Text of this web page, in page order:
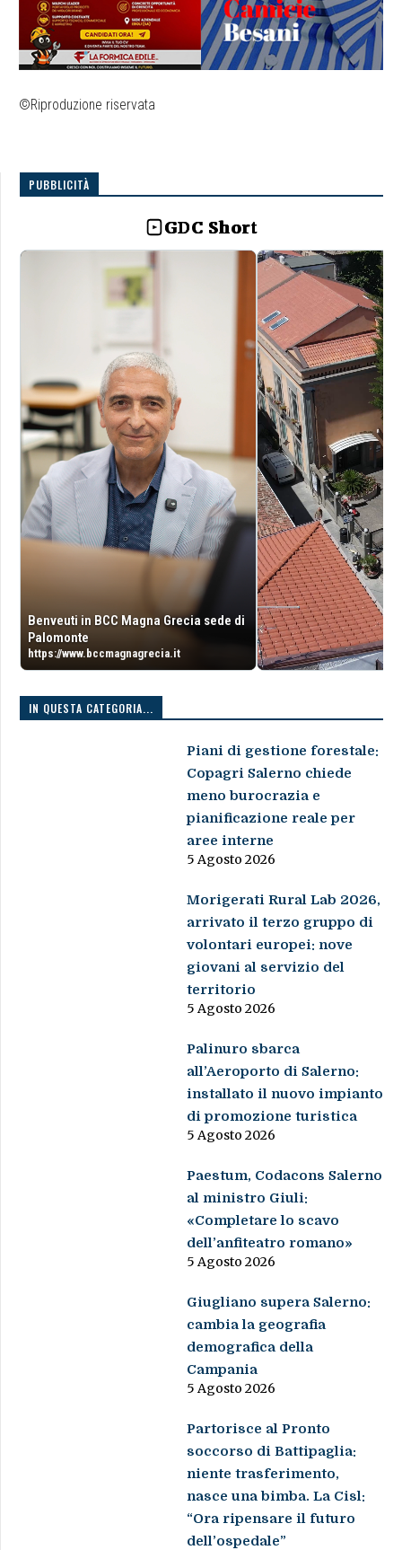
©Riproduzione riservata
PUBBLICITÀ
GDC Short
Benveuti in BCC Magna Grecia sede di
Palomonte
https://www.bccmagnagrecia.it
IN QUESTA CATEGORIA...
Piani di gestione forestale:
Copagri Salerno chiede
meno burocrazia e
pianificazione reale per
aree interne
5 Agosto 2026
Morigerati Rural Lab 2026,
arrivato il terzo gruppo di
volontari europei: nove
giovani al servizio del
territorio
5 Agosto 2026
Palinuro sbarca
all’Aeroporto di Salerno:
installato il nuovo impianto
di promozione turistica
5 Agosto 2026
Paestum, Codacons Salerno
al ministro Giuli:
«Completare lo scavo
dell’anfiteatro romano»
5 Agosto 2026
Giugliano supera Salerno:
cambia la geografia
demografica della
Campania
5 Agosto 2026
Partorisce al Pronto
soccorso di Battipaglia:
niente trasferimento,
nasce una bimba. La Cisl:
“Ora ripensare il futuro
dell’ospedale”